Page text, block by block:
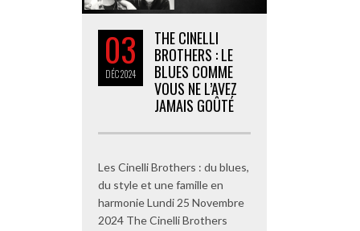
03
DÉC2024
THE CINELLI
BROTHERS : LE
BLUES COMME
VOUS NE L’AVEZ
JAMAIS GOÛTÉ
Les Cinelli Brothers : du blues,
du style et une famille en
harmonie Lundi 25 Novembre
2024 The Cinelli Brothers